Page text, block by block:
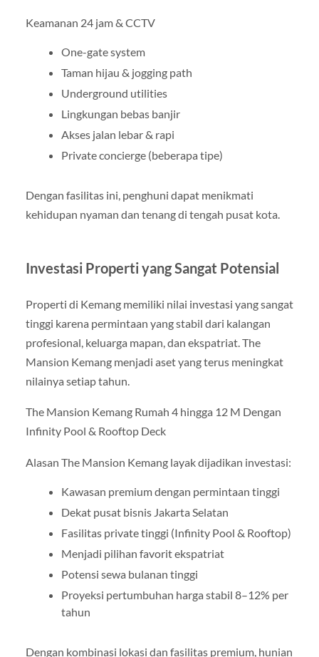
Keamanan 24 jam & CCTV
One-gate system
Taman hijau & jogging path
Underground utilities
Lingkungan bebas banjir
Akses jalan lebar & rapi
Private concierge (beberapa tipe)
Dengan fasilitas ini, penghuni dapat menikmati
kehidupan nyaman dan tenang di tengah pusat kota.
Investasi Properti yang Sangat Potensial
Properti di Kemang memiliki nilai investasi yang sangat
tinggi karena permintaan yang stabil dari kalangan
profesional, keluarga mapan, dan ekspatriat. The
Mansion Kemang menjadi aset yang terus meningkat
nilainya setiap tahun.
The Mansion Kemang Rumah 4 hingga 12 M Dengan
Infinity Pool & Rooftop Deck
Alasan The Mansion Kemang layak dijadikan investasi:
Kawasan premium dengan permintaan tinggi
Dekat pusat bisnis Jakarta Selatan
Fasilitas private tinggi (Infinity Pool & Rooftop)
Menjadi pilihan favorit ekspatriat
Potensi sewa bulanan tinggi
Proyeksi pertumbuhan harga stabil 8–12% per
tahun
Dengan kombinasi lokasi dan fasilitas premium, hunian